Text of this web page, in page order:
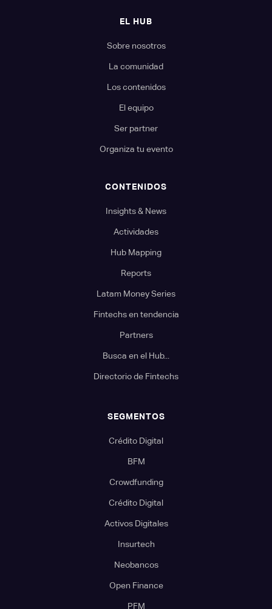
EL HUB
Sobre nosotros
La comunidad
Los contenidos
El equipo
Ser partner
Organiza tu evento
CONTENIDOS
Insights & News
Actividades
Hub Mapping
Reports
Latam Money Series
Fintechs en tendencia
Partners
Busca en el Hub...
Directorio de Fintechs
SEGMENTOS
Crédito Digital
BFM
Crowdfunding
Crédito Digital
Activos Digitales
Insurtech
Neobancos
Open Finance
PFM